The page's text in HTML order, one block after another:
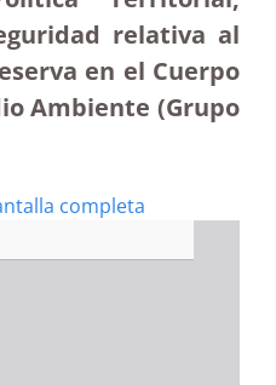
relativa al
en el Cuerpo
Ambiente (Grupo
completa